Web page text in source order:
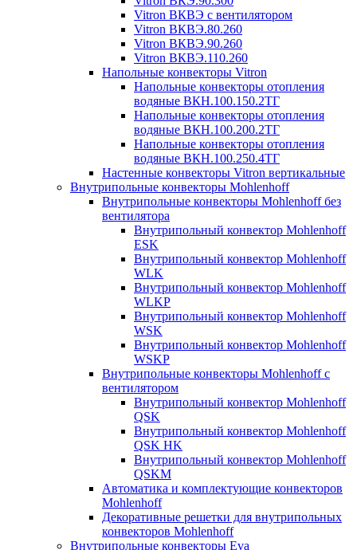
Vitron ВКВЭ с вентилятором
Vitron ВКВЭ.80.260
Vitron ВКВЭ.90.260
Vitron ВКВЭ.110.260
Напольные конвекторы Vitron
Напольные конвекторы отопления
водяные ВКН.100.150.2ТГ
Напольные конвекторы отопления
водяные ВКН.100.200.2ТГ
Напольные конвекторы отопления
водяные ВКН.100.250.4ТГ
Настенные конвекторы Vitron вертикальные
Внутрипольные конвекторы Mohlenhoff
Внутрипольные конвекторы Mohlenhoff без
вентилятора
Внутрипольный конвектор Mohlenhoff
ESK
Внутрипольный конвектор Mohlenhoff
WLK
Внутрипольный конвектор Mohlenhoff
WLKP
Внутрипольный конвектор Mohlenhoff
WSK
Внутрипольный конвектор Mohlenhoff
WSKP
Внутрипольные конвекторы Mohlenhoff с
вентилятором
Внутрипольный конвектор Mohlenhoff
QSK
Внутрипольный конвектор Mohlenhoff
QSK HK
Внутрипольный конвектор Mohlenhoff
QSKM
Автоматика и комплектующие конвекторов
Mohlenhoff
Декоративные решетки для внутрипольных
конвекторов Mohlenhoff
Внутрипольные конвекторы Eva